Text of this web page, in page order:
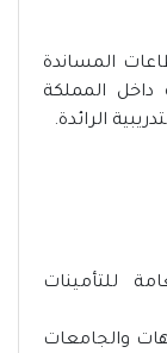
المساندة
داخل المملكة
الرائدة.
للتأمينات
والجامعات